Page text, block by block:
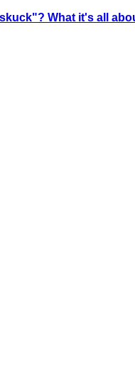
What it's all